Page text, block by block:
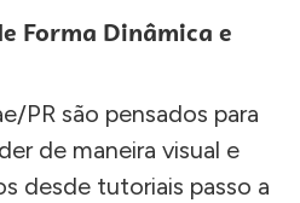
Forma Dinâmica e
PR são pensados para
de maneira visual e
desde tutoriais passo a